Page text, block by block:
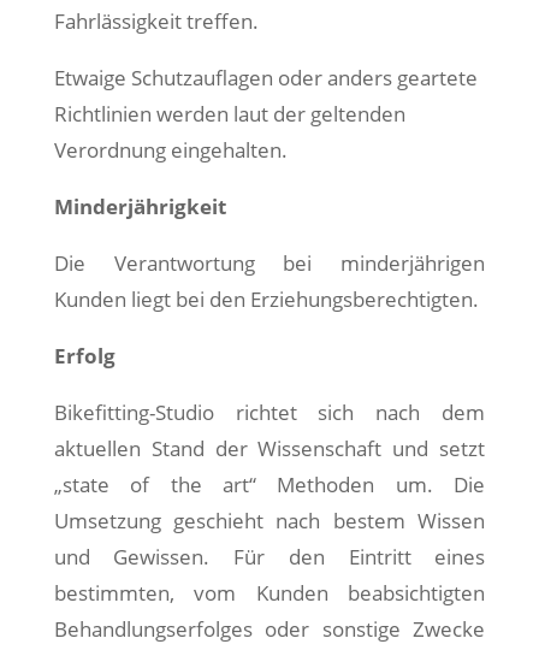
Fahrlässigkeit treffen.
Etwaige Schutzauflagen oder anders geartete
Richtlinien werden laut der geltenden
Verordnung eingehalten.
Minderjährigkeit
Die Verantwortung bei minderjährigen
Kunden liegt bei den Erziehungsberechtigten.
Erfolg
Bikefitting-Studio richtet sich nach dem
aktuellen Stand der Wissenschaft und setzt
„state of the art“ Methoden um. Die
Umsetzung geschieht nach bestem Wissen
und Gewissen. Für den Eintritt eines
bestimmten, vom Kunden beabsichtigten
Behandlungserfolges oder sonstige Zwecke